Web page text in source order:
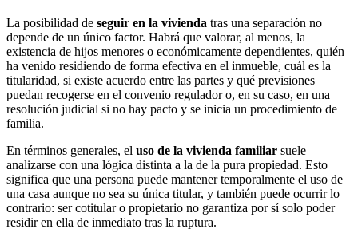
La posibilidad de seguir en la vivienda tras una separación no
depende de un único factor. Habrá que valorar, al menos, la
existencia de hijos menores o económicamente dependientes, quién
ha venido residiendo de forma efectiva en el inmueble, cuál es la
titularidad, si existe acuerdo entre las partes y qué previsiones
puedan recogerse en el convenio regulador o, en su caso, en una
resolución judicial si no hay pacto y se inicia un procedimiento de
familia.
En términos generales, el uso de la vivienda familiar suele
analizarse con una lógica distinta a la de la pura propiedad. Esto
significa que una persona puede mantener temporalmente el uso de
una casa aunque no sea su única titular, y también puede ocurrir lo
contrario: ser cotitular o propietario no garantiza por sí solo poder
residir en ella de inmediato tras la ruptura.